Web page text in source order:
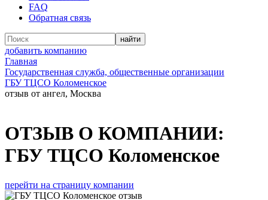
FAQ
Обратная связь
добавить компанию
Главная
Государственная служба, общественные организации
ГБУ ТЦСО Коломенское
отзыв от ангел, Москва
ОТЗЫВ О КОМПАНИИ:
ГБУ ТЦСО Коломенское
перейти на страницу компании